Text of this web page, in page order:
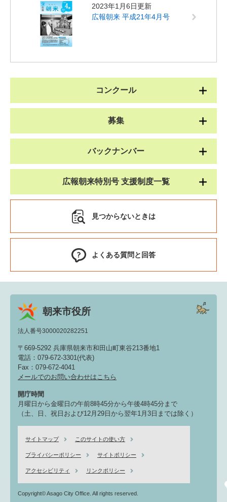
2023年1月6日更新
広報朝来 平成21年4月号
コンクール
募集
バックナンバー
広報朝来特別号 支援制度一覧
見つからないときは
よくある質問と回答
朝来市役所
法人番号3000020282251
〒669-5292 兵庫県朝来市和田山町東谷213番地1
電話：079-672-3301(代表)
Fax：079-672-4041
メールでのお問い合わせはこちら
開庁時間
月曜日から金曜日の午前8時45分から午後4時45分まで
（土、日、祝日および12月29日から翌年1月3日までは除く）
サイトマップ このサイトの使い方
プライバシーポリシー サイトポリシー
アクセシビリティ リンクポリシー
Copyright© Asago City Office. All rights reserved.